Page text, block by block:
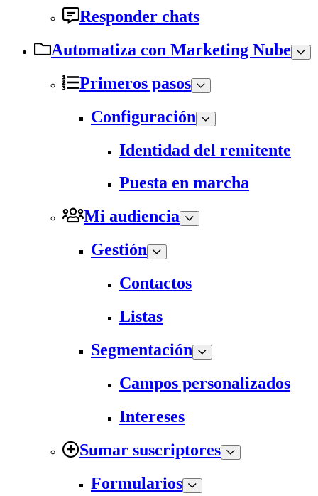
Responder chats
Automatiza con Marketing Nube
Primeros pasos
Configuración
Identidad del remitente
Puesta en marcha
Mi audiencia
Gestión
Contactos
Listas
Segmentación
Campos personalizados
Intereses
Sumar suscriptores
Formularios